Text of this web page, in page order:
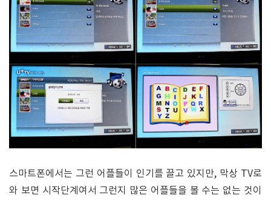
스마트폰에서는 그런 어플들이 인기를 끌고 있지만, 막상 TV로
와 보면 시작단계여서 그런지 많은 어플들을 볼 수는 없는 것이